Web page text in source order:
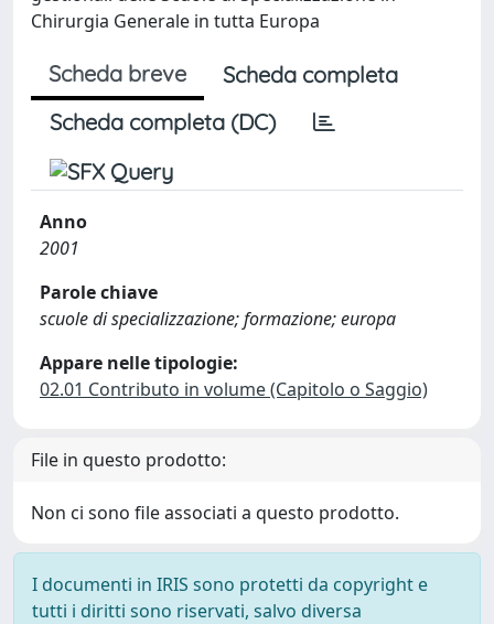
Chirurgia Generale in tutta Europa
Scheda breve
Scheda completa
Scheda completa (DC)
Anno
2001
Parole chiave
scuole di specializzazione; formazione; europa
Appare nelle tipologie:
02.01 Contributo in volume (Capitolo o Saggio)
File in questo prodotto:
Non ci sono file associati a questo prodotto.
I documenti in IRIS sono protetti da copyright e
tutti i diritti sono riservati, salvo diversa